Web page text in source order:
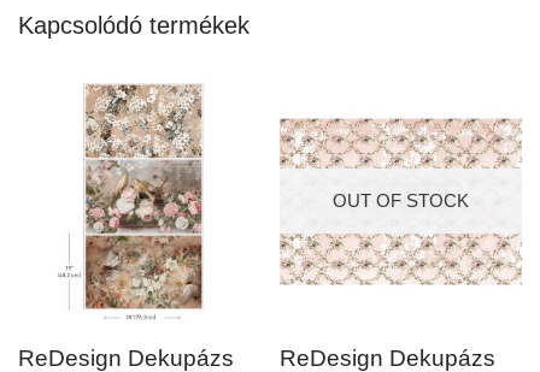
Kapcsolódó termékek
ReDesign Dekupázs
OUT OF STOCK
ReDesign Dekupázs